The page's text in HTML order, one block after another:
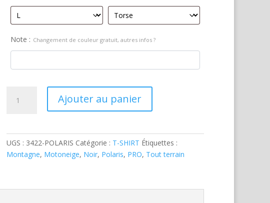
Note : Changement de couleur gratuit, autres infos ?
Ajouter au panier
UGS : 3422-POLARIS Catégorie : T-SHIRT Étiquettes :
Montagne, Motoneige, Noir, Polaris, PRO, Tout terrain